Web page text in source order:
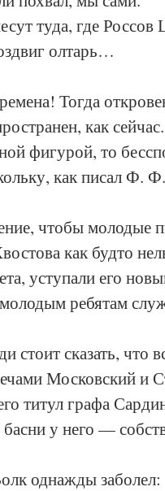
туда, где Россов
олтарь…
Тогда
как
фигурой, то
как писал Ф.
чтобы молодые
как будто
уступали его
ребятам
стоит сказать,
Московский и
титул графа
у него —
однажды заболел: